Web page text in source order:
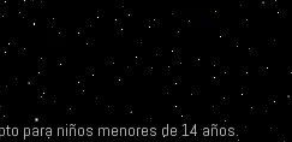
para niños menores de 14 años.